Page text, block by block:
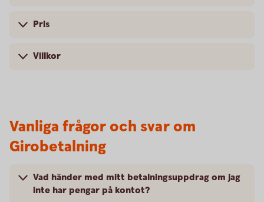
Pris
Villkor
Vanliga frågor och svar om
Girobetalning
Vad händer med mitt betalningsuppdrag om jag
inte har pengar på kontot?